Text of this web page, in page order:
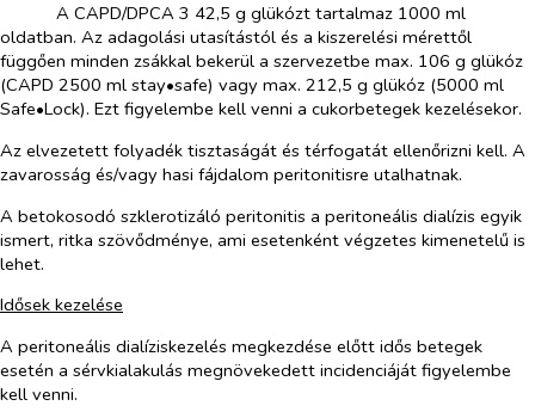
A CAPD/DPCA 3 42,5 g glükózt tartalmaz 1000 ml
oldatban. Az adagolási utasítástól és a kiszerelési mérettől
függően minden zsákkal bekerül a szervezetbe max. 106 g glükóz
(CAPD 2500 ml stay•safe) vagy max. 212,5 g glükóz (5000 ml
Safe•Lock). Ezt figyelembe kell venni a cukorbetegek kezelésekor.
Az elvezetett folyadék tisztaságát és térfogatát ellenőrizni kell. A
zavarosság és/vagy hasi fájdalom peritonitisre utalhatnak.
A betokosodó szklerotizáló peritonitis a peritoneális dialízis egyik
ismert, ritka szövődménye, ami esetenként végzetes kimenetelű is
lehet.
Idősek kezelése
A peritoneális dialíziskezelés megkezdése előtt idős betegek
esetén a sérvkialakulás megnövekedett incidenciáját figyelembe
kell venni.